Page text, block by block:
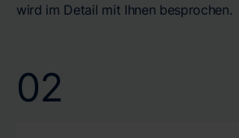
wird im Detail mit Ihnen besprochen.
02